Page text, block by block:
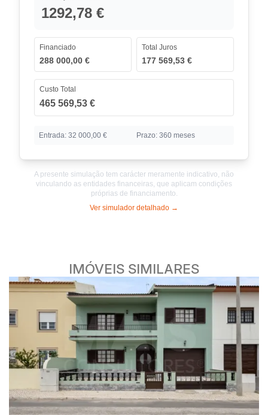
IMÓVEIS SIMILARES